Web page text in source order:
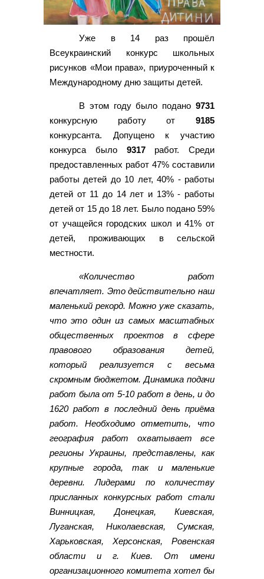
Уже в 14 раз прошёл
Всеукраинский конкурс школьных
рисунков «Мои права», приуроченный к
Международному дню защиты детей.
В этом году было подано 9731
конкурсную работу от 9185
конкурсанта. Допущено к участию
конкурса было 9317работ. Среди
предоставленных работ 47% составили
работы детей до 10 лет, 40% - работы
детей от 11 до 14 лет и 13% - работы
детей от 15 до 18 лет. Было подано 59%
от учащейся городских школ и 41% от
детей, проживающих в сельской
местности.
«Количество работ
впечатляет. Это действительно наш
маленький рекорд. Можно уже сказать,
что это один из самых масштабных
общественных проектов в сфере
правового образования детей,
который реализуется с весьма
скромным бюджетом. Динамика подачи
работ была от 5-10 работ в день, и до
1620 работ в последний день приёма
работ. Необходимо отметить, что
география работ охватывает все
регионы Украины, представлены, как
крупные города, так и маленькие
деревни. Лидерами по количеству
присланных конкурсных работ стали
Винницкая, Донецкая, Киевская,
Луганская, Николаевская, Сумская,
Харьковская, Херсонская, Ровенская
области и г. Киев. От имени
организационного комитета хотел бы